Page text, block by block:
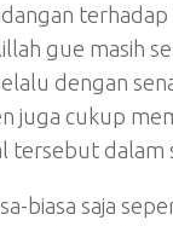
gue masih
dengan
juga cukup
tersebut dalam
biasa saja